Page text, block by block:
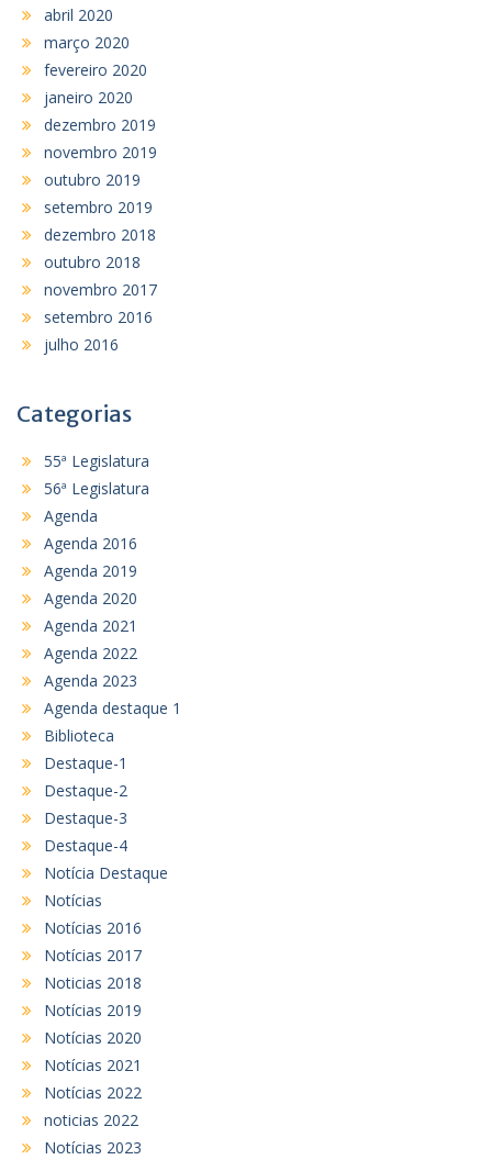
abril 2020
março 2020
fevereiro 2020
janeiro 2020
dezembro 2019
novembro 2019
outubro 2019
setembro 2019
dezembro 2018
outubro 2018
novembro 2017
setembro 2016
julho 2016
Categorias
55ª Legislatura
56ª Legislatura
Agenda
Agenda 2016
Agenda 2019
Agenda 2020
Agenda 2021
Agenda 2022
Agenda 2023
Agenda destaque 1
Biblioteca
Destaque-1
Destaque-2
Destaque-3
Destaque-4
Notícia Destaque
Notícias
Notícias 2016
Notícias 2017
Noticias 2018
Notícias 2019
Notícias 2020
Notícias 2021
Notícias 2022
noticias 2022
Notícias 2023